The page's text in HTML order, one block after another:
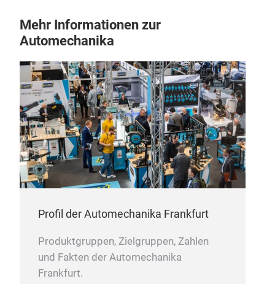
Mehr Informationen zur
Automechanika
Profil der Automechanika Frankfurt
Produktgruppen, Zielgruppen, Zahlen
und Fakten der Automechanika
Frankfurt.